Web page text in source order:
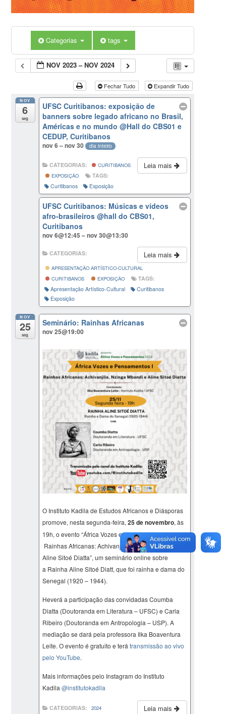
Categorias tags
NOV 2023 – NOV 2024
Fechar Tudo Expandir Tudo
NOV
6
seg
UFSC Curitibanos: exposição de
banners sobre legado africano no Brasil,
Américas e no mundo@Hall do CBS01 e
CEDUP, Curitibanos
nov 6 – nov 30 dia inteiro
Leia mais
CATEGORIAS:
CURITIBANOS
EXPOSIÇÃO
TAGS:
Curitibanos
Exposição
UFSC Curitibanos: Músicas e vídeos
afro-brasileiros@hall do CBS01,
Curitibanos
nov 6@12:45 – nov 30@13:30
Leia mais
CATEGORIAS:
APRESENTAÇÃO ARTÍSTICO-CULTURAL
CURITIBANOS
EXPOSIÇÃO
TAGS:
Apresentação Artístico-Cultural
Curitibanos
Exposição
NOV
25
seg
Seminário: Rainhas Africanas
nov 25@19:00
O Instituto Kadila de Estudos Africanos e Diásporas
promove, nesta segunda-feira, 25 de novembro, às
19h, o evento “África Vozes e Pensamentos I –
Rainhas Africanas: Achivanjila, Nzinga Mbandi e
Aline Sitoé Diatta”, um seminário online sobre
a Rainha Aline Sitoé Diatt, que foi rainha e dama do
Senegal (1920 – 1944).
Heverá a participação das convidadas Coumba
Diatta (Doutoranda em Literatura – UFSC) e Carla
Ribeiro (Doutoranda em Antropologia – USP). A
mediação se dará pela professora Ilka Boaventura
Leite. O evento é gratuito e terátransmissão ao vivo
pelo YouTube.
Mais informações pelo Instagram do Instituto
Kadila@institutokadila
Leia mais
CATEGORIAS:
2024